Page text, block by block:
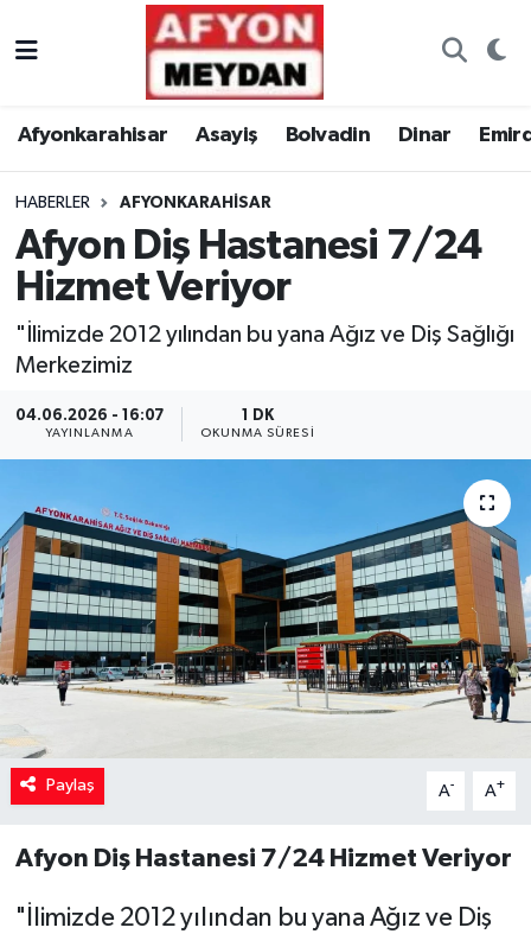
Afyonkarahisar Asayiş Bolvadin Dinar
HABERLER AFYONKARAHISAR
Afyon Diş Hastanesi 7/24
Hizmet Veriyor
"İlimizde 2012 yılından bu yana Ağız ve Diş Sağlığı
Merkezimiz
04.06.2026 - 16:07
YAYINLANMA
1 DK
OKUNMA SÜRESI
Paylaş A- A+
Afyon Diş Hastanesi 7/24 Hizmet Veriyor
"İlimizde 2012 yılından bu yana Ağız ve Diş
Nöbetçi Eczaneler
Trafik Durumu
Süper Lig Puan Durumu ve Fikstür
Tüm Manşetler